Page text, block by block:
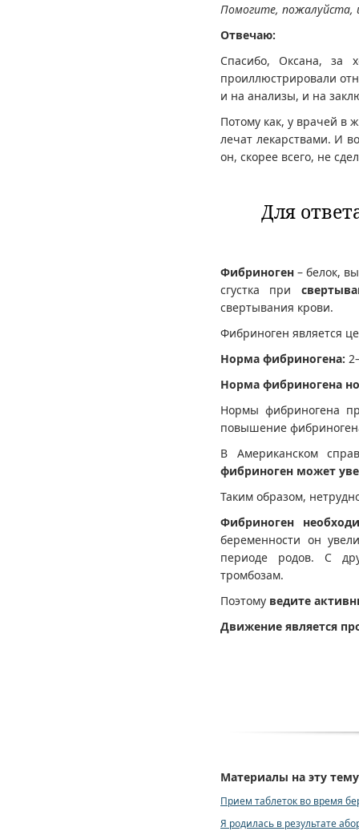
Помогите, пожалуйста,
Отвечаю:
Спасибо, Оксана,
проиллюстрировали
и на анализы, и на
Потому как, у врачей
лечат лекарствами. И
он, скорее всего, не
Для
Фибриноген – белок,
сгустка при
свертывания крови.
Фибриноген является
Норма фибриногена:
Норма фибриногена
Нормы фибриногена
повышение
В Американском
фибриноген может
Таким образом,
Фибриноген
беременности он
периоде родов. С
тромбозам.
Поэтому ведите
Движение является
Материалы на эту тему
Прием таблеток во время
Я родилась в результате